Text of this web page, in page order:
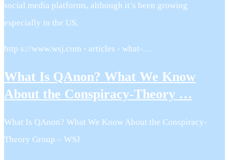
social media platforms, although it’s been growing
especially in the US.
http s://www.wsj.com › articles › what-…
What Is QAnon? What We Know
About the Conspiracy-Theory …
What Is QAnon? What We Know About the Conspiracy-
Theory Group – WSJ